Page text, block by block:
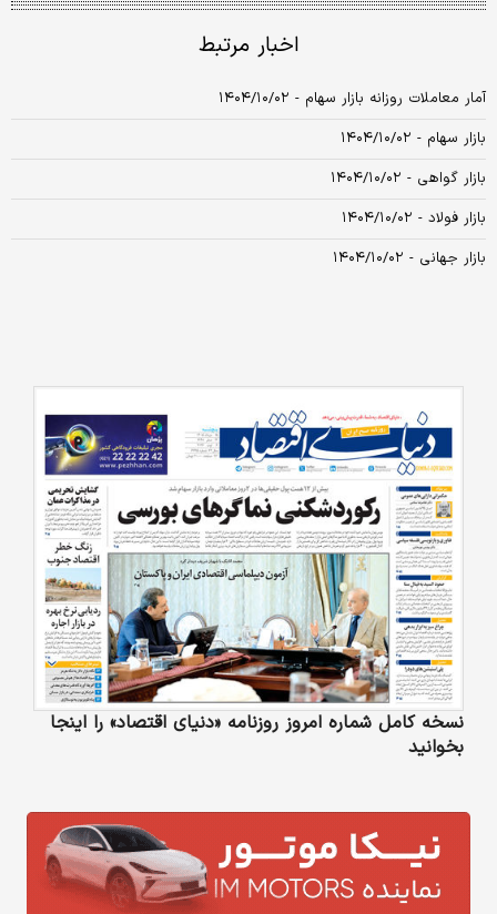
اخبار مرتبط
آمار معاملات روزانه بازار سهام - ۱۴۰۴/۱۰/۰۲
بازار سهام - ۱۴۰۴/۱۰/۰۲
بازار گواهی - ۱۴۰۴/۱۰/۰۲
بازار فولاد - ۱۴۰۴/۱۰/۰۲
بازار جهانی - ۱۴۰۴/۱۰/۰۲
نسخه کامل شماره امروز روزنامه «دنیای‌ اقتصاد» را اینجا
بخوانید